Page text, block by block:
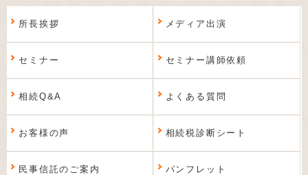
所長挨拶 メディア出演
セミナー セミナー講師依頼
相続Q&A よくある質問
お客様の声 相続税診断シート
民事信託のご案内 パンフレット